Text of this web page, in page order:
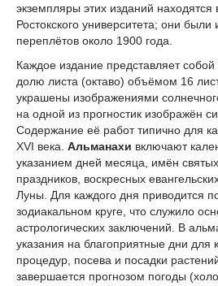
экземпляры этих изданий находятся
Ростокского университета; они были
переплётов около 1900 года.
Каждое издание представляет
долю листа (октаво) объёмом 16
украшены изображениями
на одной из прогностик изображён
Содержание её работ типично для
XVI века. Альманахи включают
указанием дней месяца, имён
праздников, воскресных
Луны. Для каждого дня приводится
зодиакальном круге, что служило
астрологических заключений. В
указания на благоприятные дни для
процедур, посева и посадки
завершается прогнозом погоды